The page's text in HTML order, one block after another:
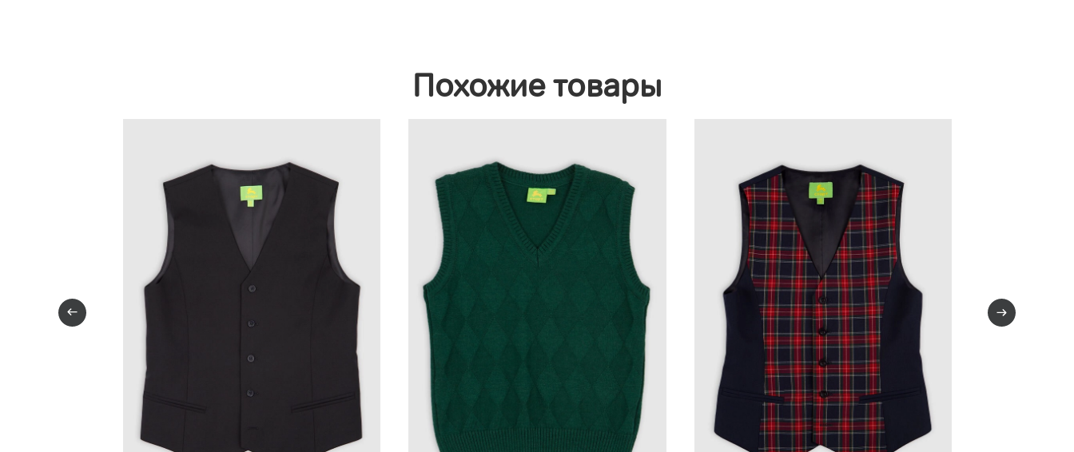
Похожие товары